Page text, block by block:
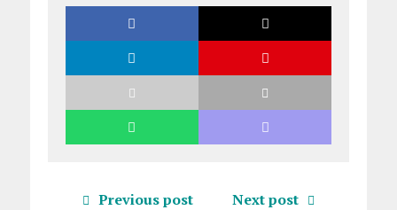
Previous post Next post